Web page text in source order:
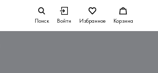
Поиск Войти Избранное Корзина